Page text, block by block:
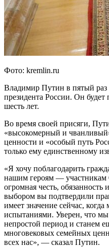
Фото: kremlin.ru
Владимир Путин в пятый раз
президента России. Он
шесть лет.
Во время своей присяги,
«высокомерный и
ценности и «особый путь
только ему единственному
«Я хочу поблагодарить
нашим героям —
огромная честь,
выбором вы подтвердили
имеет значение сейчас,
испытаниями. Уверен, что
непростой период и станем
многовековых семейных
всех нас», — сказал Путин.